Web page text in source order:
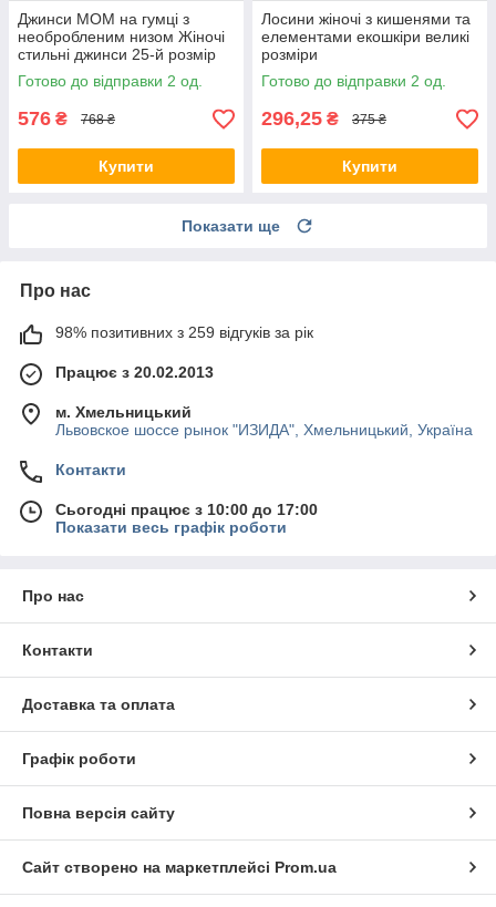
Джинси МОМ на гумці з
необробленим низом Жіночі
стильні джинси 25-й розмір
Зелений виворіт
Готово до відправки 2 од.
576 ₴ 768 ₴
Купити
Лосини жіночі з кишенями та
елементами екошкіри великі
розміри
Готово до відправки 2 од.
296,25 ₴ 375 ₴
Купити
Показати ще
Про нас
98% позитивних з 259 відгуків за рік
Працює з 20.02.2013
м. Хмельницький
Львовское шоссе рынок "ИЗИДА", Хмельницький, Україна
Контакти
Сьогодні працює з 10:00 до 17:00
Показати весь графік роботи
Про нас
Контакти
Доставка та оплата
Графік роботи
Повна версія сайту
Сайт створено на маркетплейсі Prom.ua